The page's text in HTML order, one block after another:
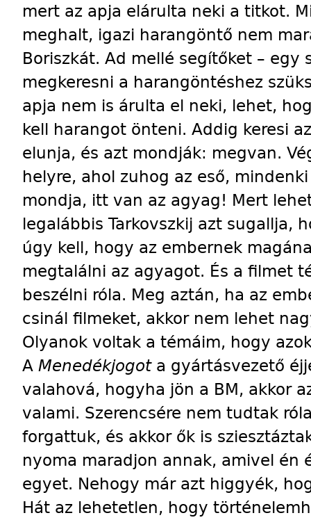
mert az apja elárulta neki a titkot.
meghalt, igazi harangöntő nem
Boriszkát. Ad mellé segítőket – egy
megkeresni a harangöntéshez
apja nem is árulta el neki, lehet,
kell harangot önteni. Addig keresi
elunja, és azt mondják: megvan.
helyre, ahol zuhog az eső,
mondja, itt van az agyag! Mert
legalábbis Tarkovszkij azt sugallja,
úgy kell, hogy az embernek
megtalálni az agyagot. És a filmet
beszélni róla. Meg aztán, ha az
csinál filmeket, akkor nem lehet
Olyanok voltak a témáim, hogy
A Menedékjogot a gyártásvezető
valahová, hogyha jön a BM, akkor
valami. Szerencsére nem tudtak
forgattuk, és akkor ők is
nyoma maradjon annak, amivel én
egyet. Nehogy már azt higgyék,
Hát az lehetetlen, hogy